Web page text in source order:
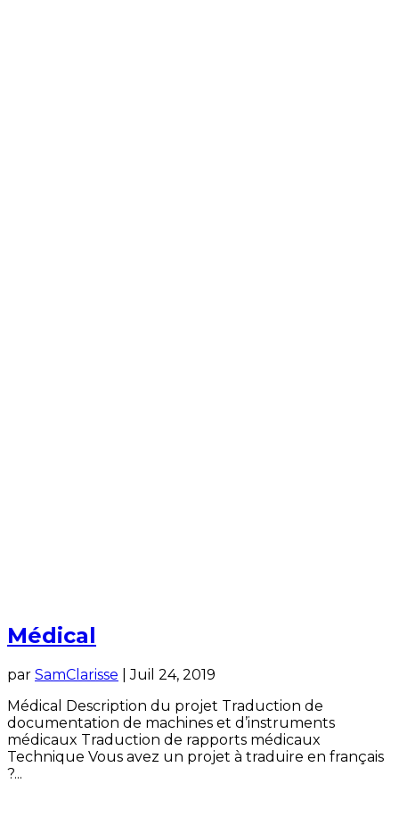
Médical
par SamClarisse |Juil 24, 2019
Médical Description du projet Traduction de
documentation de machines et d’instruments
médicaux Traduction de rapports médicaux
Technique Vous avez un projet à traduire en français
?...